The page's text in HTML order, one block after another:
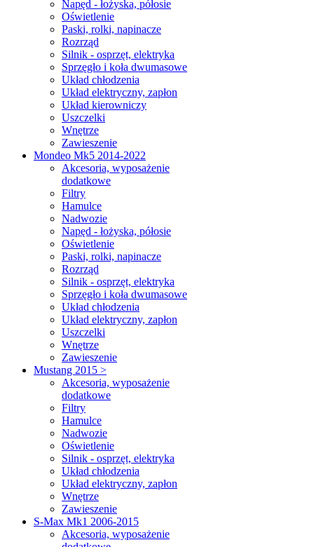
Napęd - łożyska, półosie
Oświetlenie
Paski, rolki, napinacze
Rozrząd
Silnik - osprzęt, elektryka
Sprzęgło i koła dwumasowe
Układ chłodzenia
Układ elektryczny, zapłon
Układ kierowniczy
Uszczelki
Wnętrze
Zawieszenie
Mondeo Mk5 2014-2022
Akcesoria, wyposażenie
dodatkowe
Filtry
Hamulce
Nadwozie
Napęd - łożyska, półosie
Oświetlenie
Paski, rolki, napinacze
Rozrząd
Silnik - osprzęt, elektryka
Sprzęgło i koła dwumasowe
Układ chłodzenia
Układ elektryczny, zapłon
Uszczelki
Wnętrze
Zawieszenie
Mustang 2015 >
Akcesoria, wyposażenie
dodatkowe
Filtry
Hamulce
Nadwozie
Oświetlenie
Silnik - osprzęt, elektryka
Układ chłodzenia
Układ elektryczny, zapłon
Wnętrze
Zawieszenie
S-Max Mk1 2006-2015
Akcesoria, wyposażenie